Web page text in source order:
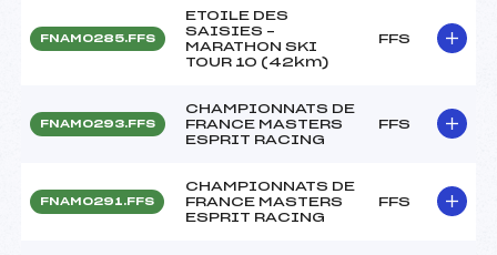
FNAM0285.FFS
ETOILE DES
SAISIES –
MARATHON SKI
TOUR 10 (42km)
FFS
FNAM0293.FFS
CHAMPIONNATS DE
FRANCE MASTERS
ESPRIT RACING
FFS
FNAM0291.FFS
CHAMPIONNATS DE
FRANCE MASTERS
ESPRIT RACING
FFS